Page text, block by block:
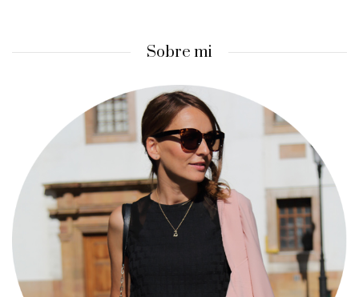
Sobre mi